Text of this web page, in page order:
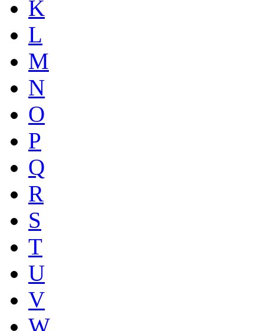
K
L
M
N
O
P
Q
R
S
T
U
V
W